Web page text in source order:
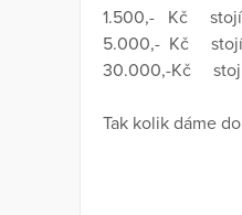
1.500,- Kč stojí
5.000,- Kč stojí
30.000,-Kč stojí
Tak kolik dáme